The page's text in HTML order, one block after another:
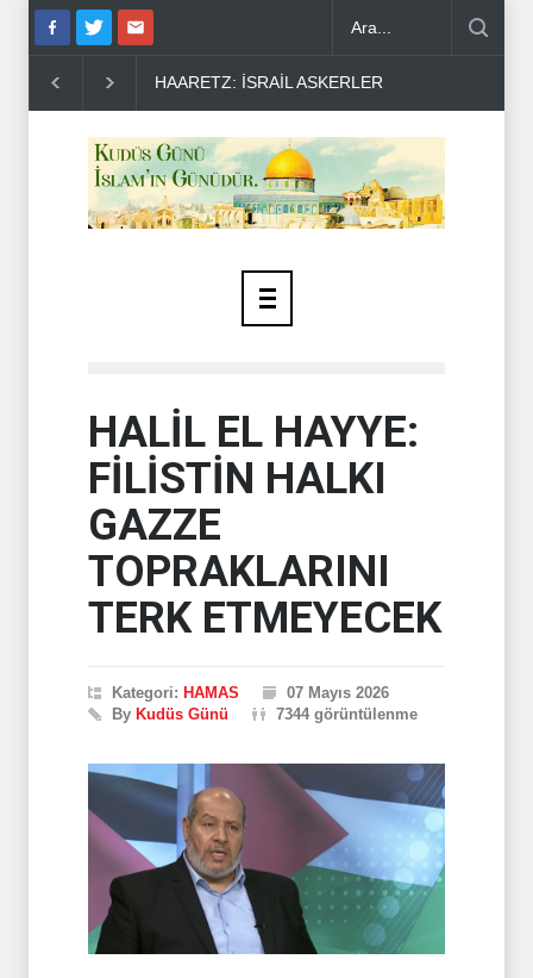
ORANI ARTIYO.. YEMEN ARAMCO'YU VURDU ..
HALİL EL HAYYE:
FİLİSTİN HALKI
GAZZE
TOPRAKLARINI
TERK ETMEYECEK
Kategori: HAMAS
07 Mayıs 2026
By Kudüs Günü 7344 görüntülenme